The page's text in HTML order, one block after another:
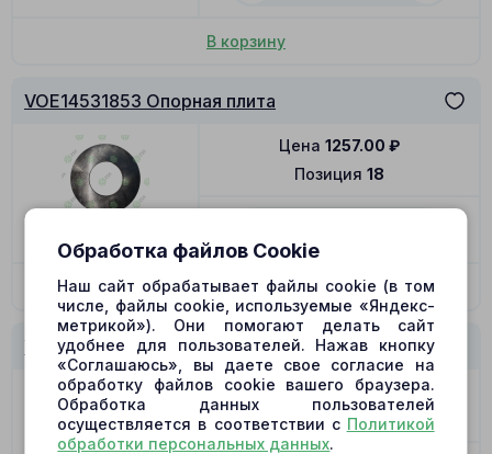
В корзину
VOE14531853 Опорная плита
В наличии
Позиция 18
Цена 1257.00 ₽
В корзину
VOE14531853 Витая пружина 1.6x7.6x31.5
Позиция 23
Цена 357.00₽
Обработка файлов Cookie
Наш сайт обрабатывает файлы cookie (в том
числе, файлы cookie, используемые «Яндекс-
метрикой»). Они помогают делать сайт
удобнее для пользователей. Нажав кнопку
«Соглашаюсь», вы даете свое согласие на
обработку файлов cookie вашего браузера.
Обработка данных пользователей
осуществляется в соответствии с Политикой
обработки персональных данных.